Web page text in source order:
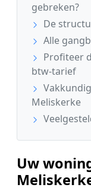
gebreken?
De
Alle
Profiteer
btw-tarief
Meliskerke
Uw